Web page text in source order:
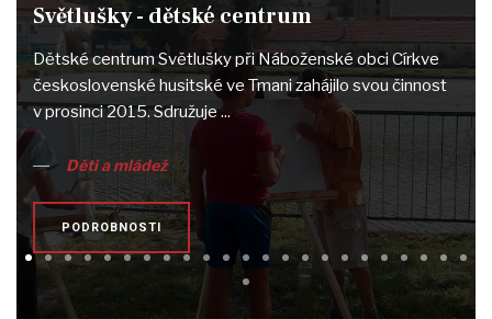
Světlušky - dětské centrum
Dětské centrum Světlušky při Náboženské obci Církve
československé husitské ve Tmani zahájilo svou činnost
v prosinci 2015. Sdružuje ...
Děti a mládež
PODROBNOSTI